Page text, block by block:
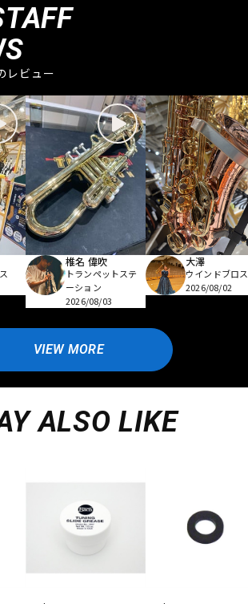
レビュー
椎名 偉吹
トランペットステ
ーション
2026/08/03
大澤
ウインドブロス
2026/08/02
VIEW MORE
ALSO LIKE